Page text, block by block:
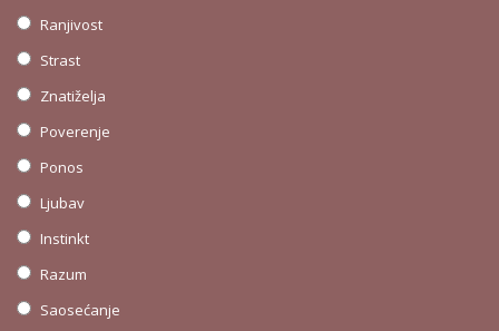
Ranjivost
Strast
Znatiželja
Poverenje
Ponos
Ljubav
Instinkt
Razum
Saosećanje